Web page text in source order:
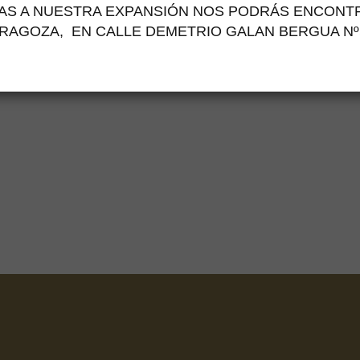
634409204 699169874
A NUESTRA EXPANSIÓN NOS PODRÁS
EN CALLE DEMETRIO GALAN BERGUA